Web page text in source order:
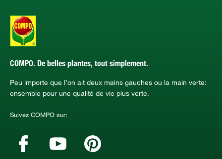
COMPO. De belles plantes, tout simplement.
Peu importe que l’on ait deux mains gauches ou la main verte:
ensemble pour une qualité de vie plus verte.
Suivez COMPO sur: